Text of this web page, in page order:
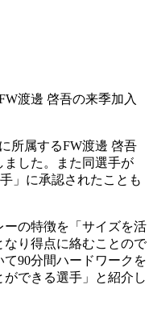
渡邊 啓吾の来季加入
所属するFW渡邊 啓吾
した。また同選手が
」に承認されたことも
の特徴を「サイズを活
り得点に絡むことので
90分間ハードワークを
できる選手」と紹介し